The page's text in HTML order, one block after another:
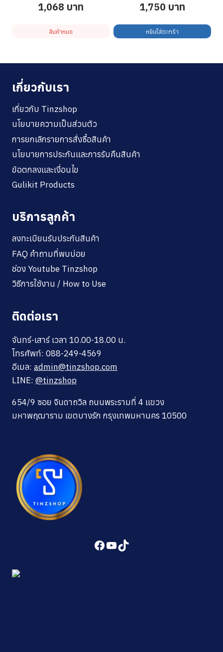
1,068 บาท
สินค้าหมด
1,750 บาท
หยิบใส่ตะกร้า
เกี่ยวกับเรา
เกี่ยวกับ Tinzshop
นโยบายความเป็นส่วนตัว
การยกเลิกรายการสั่งซื้อสินค้า
นโยบายการประกันและการรับคืนสินค้า
ข้อตกลงและเงื่อนไข
Gulikit Products
บริการลูกค้า
ลงทะเบียนรับประกันสินค้า
FAQ คำถามที่พบบ่อย
ช่อง Youtube Tinzshop
วิธีการใช้งาน / How to Use
ติดต่อเรา
จันทร์-เสาร์ เวลา 10.00-18.00 น.
โทรศัพท์: 088-249-4569
อีเมล: admin@tinzshop.com
LINE: @tinzshop
654/9 ซอย จินดาถวิล ถนนพระรามที่ 4 แขวง
มหาพฤฒาราม เขตบางรัก กรุงเทพมหานคร 10500
Facebook
YouTube
TikTok